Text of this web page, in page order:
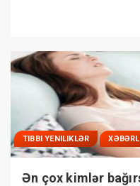
TIBBI YENILIKLƏR
Ən çox kimlər